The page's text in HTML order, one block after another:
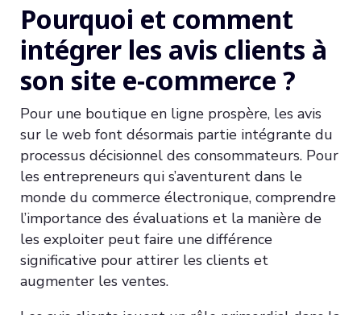
Pourquoi et comment
intégrer les avis clients à
son site e-commerce ?
Pour une boutique en ligne prospère, les avis
sur le web font désormais partie intégrante du
processus décisionnel des consommateurs. Pour
les entrepreneurs qui s’aventurent dans le
monde du commerce électronique, comprendre
l’importance des évaluations et la manière de
les exploiter peut faire une différence
significative pour attirer les clients et
augmenter les ventes.